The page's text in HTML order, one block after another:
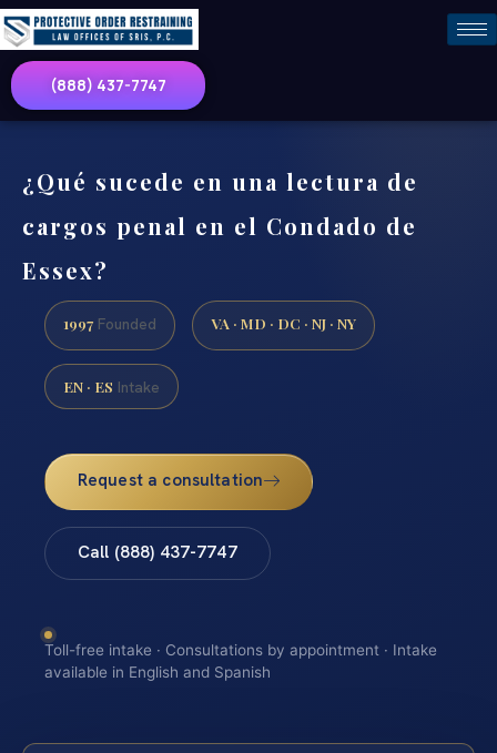
(888) 437-7747
¿Qué sucede en una lectura de
cargos penal en el Condado de
Essex?
1997 Founded VA · MD · DC · NJ · NY
EN · ES Intake
Request a consultation
Call (888) 437-7747
Toll-free intake · Consultations by appointment · Intake
available in English and Spanish